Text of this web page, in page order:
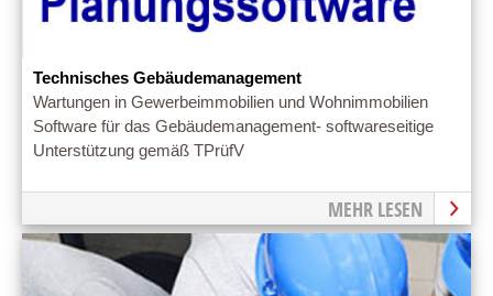
Technisches Gebäudemanagement
Wartungen in Gewerbeimmobilien und Wohnimmobilien
Software für das Gebäudemanagement- softwareseitige
Unterstützung gemäß TPrüfV
MEHR LESEN